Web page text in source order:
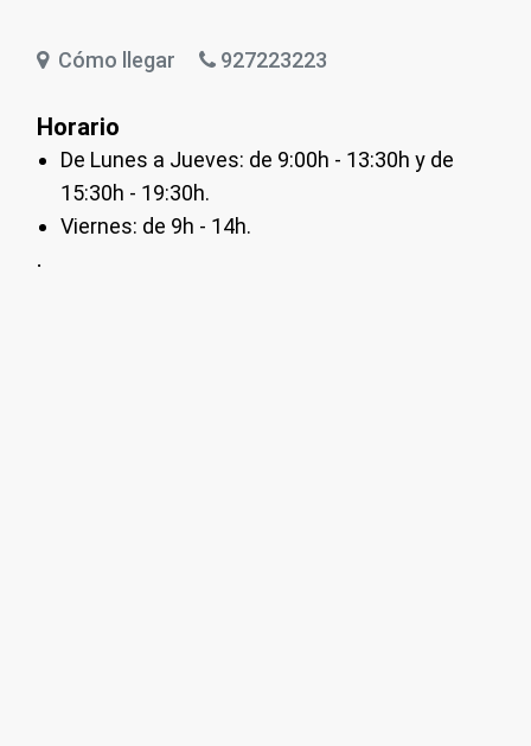
Cómo llegar 927223223
Horario
De Lunes a Jueves: de 9:00h - 13:30h y de
15:30h - 19:30h.
Viernes: de 9h - 14h.
.